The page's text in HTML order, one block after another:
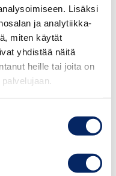
Lisäksi
ja analytiikka-
miten käytät
yhdistää näitä
heille tai joita on